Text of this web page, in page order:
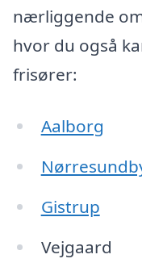
nærliggende
hvor du også
frisører:
Aalborg
Gistrup
Vejgaard